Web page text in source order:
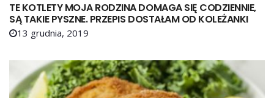
TE KOTLETY MOJA RODZINA DOMAGA SIĘ CODZIENNIE,
SĄ TAKIE PYSZNE. PRZEPIS DOSTAŁAM OD KOLEŻANKI
13 grudnia, 2019